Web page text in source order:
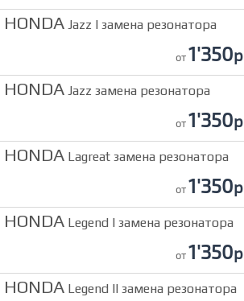
HONDA Jazz I замена резонатора
от1'350р
HONDA Jazz замена резонатора
от1'350р
HONDA Lagreat замена резонатора
от1'350р
HONDA Legend I замена резонатора
от1'350р
HONDA Legend II замена резонатора